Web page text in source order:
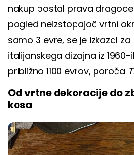
nakup postal prava
pogled neizstopajoč vrtni
samo 3 evre, se je izkazal za
italijanskega dizajna iz 1960-
približno 1100 evrov, poroča
Od vrtne dekoracije do
kosa